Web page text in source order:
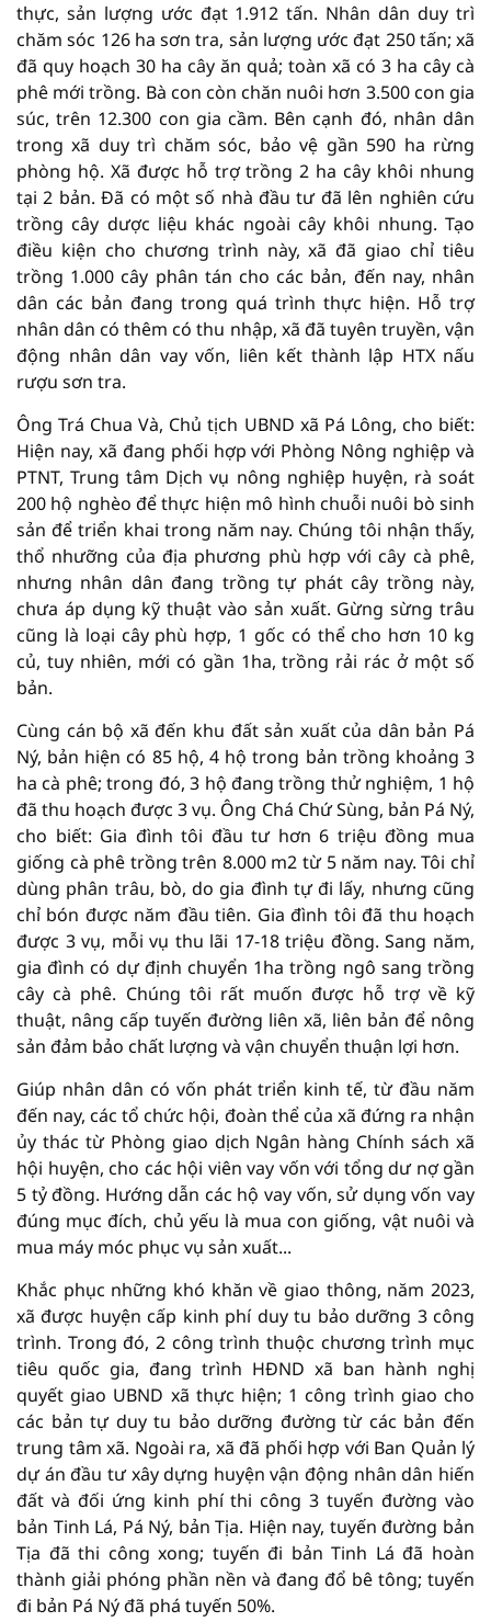
thực, sản lượng ước đạt 1.912 tấn. Nhân dân duy trì
chăm sóc 126 ha sơn tra, sản lượng ước đạt 250 tấn; xã
đã quy hoạch 30 ha cây ăn quả; toàn xã có 3 ha cây cà
phê mới trồng. Bà con còn chăn nuôi hơn 3.500 con gia
súc, trên 12.300 con gia cầm. Bên cạnh đó, nhân dân
trong xã duy trì chăm sóc, bảo vệ gần 590 ha rừng
phòng hộ. Xã được hỗ trợ trồng 2 ha cây khôi nhung
tại 2 bản. Đã có một số nhà đầu tư đã lên nghiên cứu
trồng cây dược liệu khác ngoài cây khôi nhung. Tạo
điều kiện cho chương trình này, xã đã giao chỉ tiêu
trồng 1.000 cây phân tán cho các bản, đến nay, nhân
dân các bản đang trong quá trình thực hiện. Hỗ trợ
nhân dân có thêm có thu nhập, xã đã tuyên truyền, vận
động nhân dân vay vốn, liên kết thành lập HTX nấu
rượu sơn tra.
Ông Trá Chua Và, Chủ tịch UBND xã Pá Lông, cho biết:
Hiện nay, xã đang phối hợp với Phòng Nông nghiệp và
PTNT, Trung tâm Dịch vụ nông nghiệp huyện, rà soát
200 hộ nghèo để thực hiện mô hình chuỗi nuôi bò sinh
sản để triển khai trong năm nay. Chúng tôi nhận thấy,
thổ nhưỡng của địa phương phù hợp với cây cà phê,
nhưng nhân dân đang trồng tự phát cây trồng này,
chưa áp dụng kỹ thuật vào sản xuất. Gừng sừng trâu
cũng là loại cây phù hợp, 1 gốc có thể cho hơn 10 kg
củ, tuy nhiên, mới có gần 1ha, trồng rải rác ở một số
bản.
Cùng cán bộ xã đến khu đất sản xuất của dân bản Pá
Ný, bản hiện có 85 hộ, 4 hộ trong bản trồng khoảng 3
ha cà phê; trong đó, 3 hộ đang trồng thử nghiệm, 1 hộ
đã thu hoạch được 3 vụ. Ông Chá Chứ Sùng, bản Pá Ný,
cho biết: Gia đình tôi đầu tư hơn 6 triệu đồng mua
giống cà phê trồng trên 8.000 m2 từ 5 năm nay. Tôi chỉ
dùng phân trâu, bò, do gia đình tự đi lấy, nhưng cũng
chỉ bón được năm đầu tiên. Gia đình tôi đã thu hoạch
được 3 vụ, mỗi vụ thu lãi 17-18 triệu đồng. Sang năm,
gia đình có dự định chuyển 1ha trồng ngô sang trồng
cây cà phê. Chúng tôi rất muốn được hỗ trợ về kỹ
thuật, nâng cấp tuyến đường liên xã, liên bản để nông
sản đảm bảo chất lượng và vận chuyển thuận lợi hơn.
Giúp nhân dân có vốn phát triển kinh tế, từ đầu năm
đến nay, các tổ chức hội, đoàn thể của xã đứng ra nhận
ủy thác từ Phòng giao dịch Ngân hàng Chính sách xã
hội huyện, cho các hội viên vay vốn với tổng dư nợ gần
5 tỷ đồng. Hướng dẫn các hộ vay vốn, sử dụng vốn vay
đúng mục đích, chủ yếu là mua con giống, vật nuôi và
mua máy móc phục vụ sản xuất...
Khắc phục những khó khăn về giao thông, năm 2023,
xã được huyện cấp kinh phí duy tu bảo dưỡng 3 công
trình. Trong đó, 2 công trình thuộc chương trình mục
tiêu quốc gia, đang trình HĐND xã ban hành nghị
quyết giao UBND xã thực hiện; 1 công trình giao cho
các bản tự duy tu bảo dưỡng đường từ các bản đến
trung tâm xã. Ngoài ra, xã đã phối hợp với Ban Quản lý
dự án đầu tư xây dựng huyện vận động nhân dân hiến
đất và đối ứng kinh phí thi công 3 tuyến đường vào
bản Tinh Lá, Pá Ný, bản Tịa. Hiện nay, tuyến đường bản
Tịa đã thi công xong; tuyến đi bản Tinh Lá đã hoàn
thành giải phóng phần nền và đang đổ bê tông; tuyến
đi bản Pá Ný đã phá tuyến 50%.